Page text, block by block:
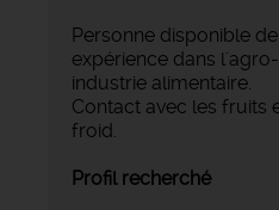
Personne disponible
expérience dans
industrie alimentaire.
Contact avec les fruits
froid.
Profil recherché